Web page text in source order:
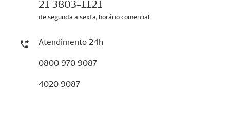
21 3803-1121
de segunda a sexta, horário comercial
Atendimento 24h
0800 970 9087
4020 9087